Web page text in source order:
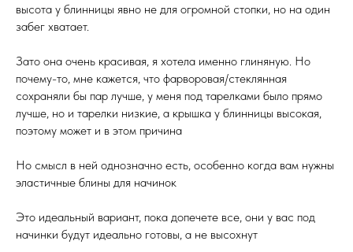
высота у блинницы явно не для огромной стопки, но на один
забег хватает.
Зато она очень красивая, я хотела именно глиняную. Но
почему-то, мне кажется, что фарворовая/стеклянная
сохраняли бы пар лучше, у меня под тарелками было прямо
лучше, но и тарелки низкие, а крышка у блинницы высокая,
поэтому может и в этом причина
Но смысл в ней однозначно есть, особенно когда вам нужны
эластичные блины для начинок
Это идеальный вариант, пока допечете все, они у вас под
начинки будут идеально готовы, а не высохнут